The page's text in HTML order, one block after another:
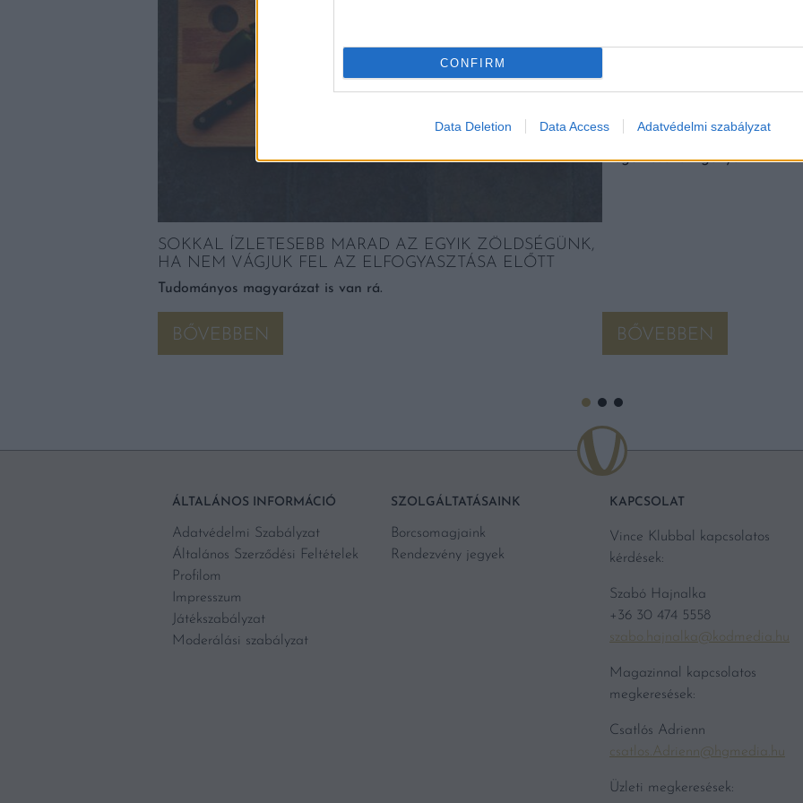
CONFIRM
Data Deletion Data Access Adatvédelmi szabályzat
SOKKAL ÍZLETESEBB MARAD AZ EGYIK ZÖLDSÉGÜNK,
HA NEM VÁGJUK FEL AZ ELFOGYASZTÁSA ELŐTT
Tudományos magyarázat is van rá.
BŐVEBBEN
NAGYON RÁKAPTUNK
A szóban forgó élelmiszer
megőrzésének igénye.
BŐVEBBEN
ÁLTALÁNOS INFORMÁCIÓ
Adatvédelmi Szabályzat
Általános Szerződési Feltételek
Profilom
Impresszum
Játékszabályzat
Moderálási szabályzat
SZOLGÁLTATÁSAINK
Borcsomagjaink
Rendezvény jegyek
KAPCSOLAT
Vince Klubbal kapcsolatos
kérdések:
Szabó Hajnalka
+36 30 474 5558
szabo.hajnalka@kodmedia.hu
Magazinnal kapcsolatos
megkeresések:
Csatlós Adrienn
csatlos.Adrienn@hgmedia.hu
Üzleti megkeresések: